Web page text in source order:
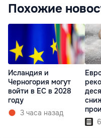
Похожие
Исландия и
Черногория могут
войти в ЕС в 2028
году
3 часа назад